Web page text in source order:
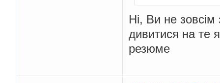
Ні, Ви не
дивитися на те
резюме